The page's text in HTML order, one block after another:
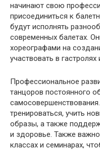
начинают свою
присоединиться к
будут исполнять
современных балетах.
хореографами на
участвовать в
Профессиональное
танцоров постоянного
тренироваться, учить
образы, а также
и здоровье. Также
классах и семинарах,